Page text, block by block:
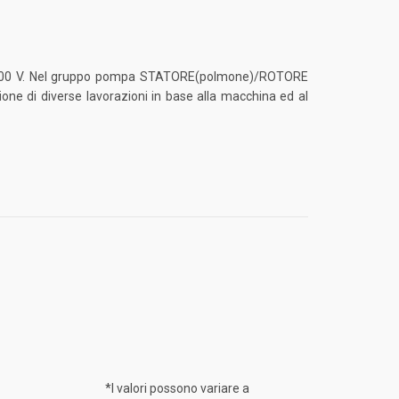
V. Nel gruppo pompa STATORE(polmone)/ROTORE
di diverse lavorazioni in base alla macchina ed al
variare a